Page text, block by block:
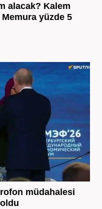
alacak? Kalem
yüzde 5
müdahalesi